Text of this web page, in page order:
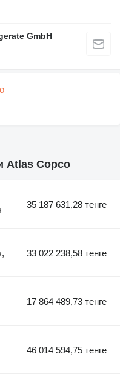
GmbH
Atlas Copco
35 187 631,28 тенге
33 022 238,58 тенге
17 864 489,73 тенге
46 014 594,75 тенге